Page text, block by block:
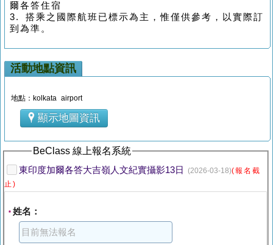
爾各答住宿
3. 搭乘之國際航班已標示為主，惟僅供參考，以實際訂
到為準。
活動地點資訊
地點：kolkata airport
顯示地圖資訊
BeClass 線上報名系統
東印度加爾各答大吉嶺人文紀實攝影13日 (2026-03-18)(報名截
止)
* 姓名：